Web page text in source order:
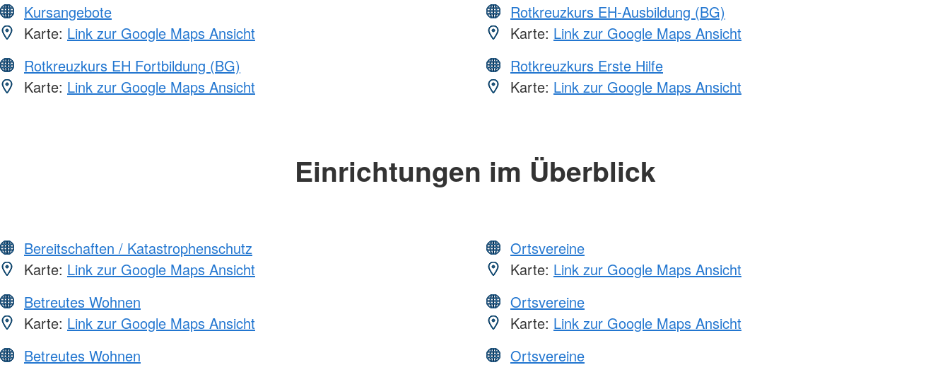
Kursangebote
Karte: Link zur Google Maps Ansicht
Rotkreuzkurs EH Fortbildung (BG)
Karte: Link zur Google Maps Ansicht
Rotkreuzkurs EH-Ausbildung (BG)
Karte: Link zur Google Maps Ansicht
Rotkreuzkurs Erste Hilfe
Karte: Link zur Google Maps Ansicht
Einrichtungen im Überblick
Bereitschaften / Katastrophenschutz
Karte: Link zur Google Maps Ansicht
Betreutes Wohnen
Karte: Link zur Google Maps Ansicht
Betreutes Wohnen
Ortsvereine
Karte: Link zur Google Maps Ansicht
Ortsvereine
Karte: Link zur Google Maps Ansicht
Ortsvereine